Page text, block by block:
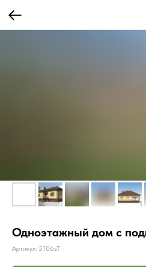
Одноэтажный дом с
Артикул: 5106sT